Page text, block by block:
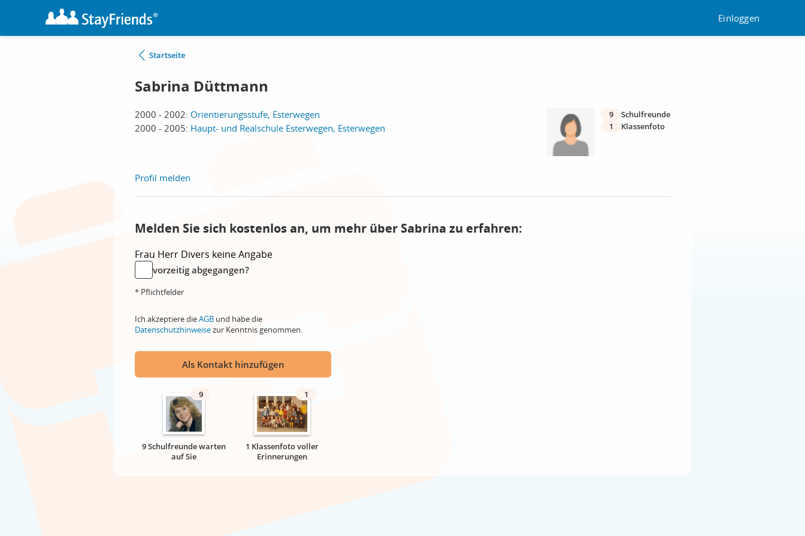
Einloggen
Startseite
Sabrina Düttmann
2000 - 2002: Orientierungsstufe, Esterwegen
2000 - 2005: Haupt- und Realschule Esterwegen, Esterwegen
9
Schulfreunde
1
Klassenfoto
Profil melden
Melden Sie sich kostenlos an, um mehr über Sabrina zu erfahren:
Frau Herr Divers keine Angabe
vorzeitig abgegangen?
* Pflichtfelder
Ich akzeptiere dieAGB und habe die
Datenschutzhinweisezur Kenntnis genommen.
Als Kontakt hinzufügen
9
9 Schulfreunde warten
auf Sie
1
1 Klassenfoto voller
Erinnerungen